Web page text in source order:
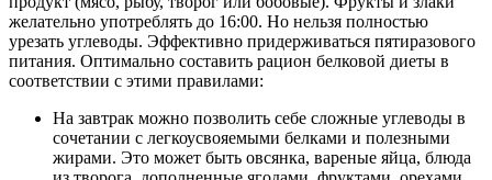
желательно употреблять до 16:00. Но нельзя полностью
урезать углеводы. Эффективно придерживаться пятиразового
питания. Оптимально составить рацион белковой диеты в
соответствии с этими правилами:
На завтрак можно позволить себе сложные углеводы в
сочетании с легкоусвояемыми белками и полезными
жирами. Это может быть овсянка, вареные яйца, блюда